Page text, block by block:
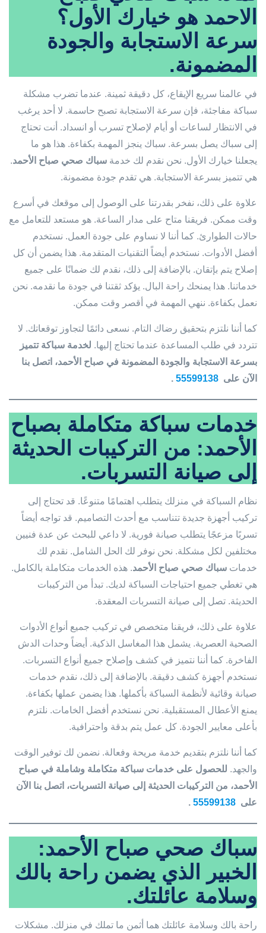
الاحمد هو خيارك الأول؟
سرعة الاستجابة والجودة
المضمونة.
في عالمنا سريع الإيقاع، كل دقيقة ثمينة. عندما تضرب مشكلة
سباكة مفاجئة، فإن سرعة الاستجابة تصبح حاسمة. لا أحد يرغب
في الانتظار لساعات أو أيام لإصلاح تسرب أو انسداد. أنت تحتاج
إلى سباك يصل بسرعة. سباك ينجز المهمة بكفاءة. هذا هو ما
يجعلنا خيارك الأول. نحن نقدم لك خدمة سباك صحي صباح الأحمد.
هي تتميز بسرعة الاستجابة. هي تقدم جودة مضمونة.
علاوة على ذلك، نفخر بقدرتنا على الوصول إلى موقعك في أسرع
وقت ممكن. فريقنا متاح على مدار الساعة. هو مستعد للتعامل مع
حالات الطوارئ. كما أننا لا نساوم على جودة العمل. نستخدم
أفضل الأدوات. نستخدم أيضاً التقنيات المتقدمة. هذا يضمن أن كل
إصلاح يتم بإتقان. بالإضافة إلى ذلك، نقدم لك ضمانًا على جميع
خدماتنا. هذا يمنحك راحة البال. يؤكد ثقتنا في جودة ما نقدمه. نحن
نعمل بكفاءة. ننهي المهمة في أقصر وقت ممكن.
كما أننا نلتزم بتحقيق رضاك التام. نسعى دائمًا لتجاوز توقعاتك. لا
تتردد في طلب المساعدة عندما تحتاج إليها. لخدمة سباكة تتميز
بسرعة الاستجابة والجودة المضمونة في صباح الأحمد، اتصل بنا
الآن على 55599138
.
خدمات سباكة متكاملة بصباح
الأحمد: من التركيبات الحديثة
إلى صيانة التسربات.
نظام السباكة في منزلك يتطلب اهتمامًا متنوعًا. قد تحتاج إلى
تركيب أجهزة جديدة تتناسب مع أحدث التصاميم. قد تواجه أيضاً
تسربًا مزعجًا يتطلب صيانة فورية. لا داعي للبحث عن عدة فنيين
مختلفين لكل مشكلة. نحن نوفر لك الحل الشامل. نقدم لك
خدمات سباك صحي صباح الأحمد. هذه الخدمات متكاملة بالكامل.
هي تغطي جميع احتياجات السباكة لديك. تبدأ من التركيبات
الحديثة. تصل إلى صيانة التسربات المعقدة.
علاوة على ذلك، فريقنا متخصص في تركيب جميع أنواع الأدوات
الصحية العصرية. يشمل هذا المغاسل الذكية. أيضاً وحدات الدش
الفاخرة. كما أننا نتميز في كشف وإصلاح جميع أنواع التسربات.
نستخدم أجهزة كشف دقيقة. بالإضافة إلى ذلك، نقدم خدمات
صيانة وقائية لأنظمة السباكة بأكملها. هذا يضمن عملها بكفاءة.
يمنع الأعطال المستقبلية. نحن نستخدم أفضل الخامات. نلتزم
بأعلى معايير الجودة. كل عمل يتم بدقة واحترافية.
كما أننا نلتزم بتقديم خدمة مريحة وفعالة. نضمن لك توفير الوقت
والجهد. للحصول على خدمات سباكة متكاملة وشاملة في صباح
الأحمد، من التركيبات الحديثة إلى صيانة التسربات، اتصل بنا الآن
على 55599138
.
سباك صحي صباح الأحمد:
الخبير الذي يضمن راحة بالك
وسلامة عائلتك.
راحة بالك وسلامة عائلتك هما أثمن ما تملك في منزلك. مشكلات